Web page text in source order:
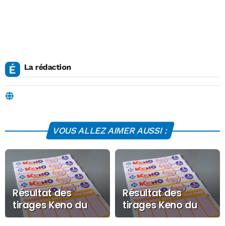
La rédaction
VOUS ALLEZ AIMER AUSSI :
Résultat des
tirages Keno du
Vendredi 26 juin
Résultat des
tirages Keno du
Jeudi 25 juin 2026